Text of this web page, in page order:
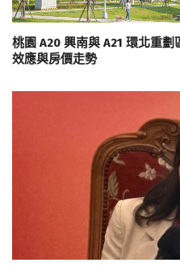
桃園 A20 興南與 A21 環北重
效應與房價走勢